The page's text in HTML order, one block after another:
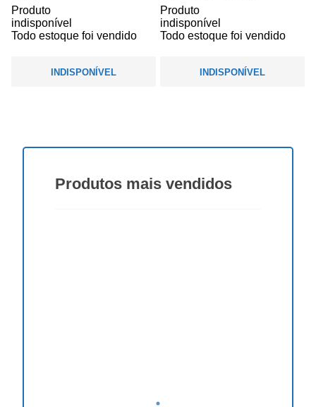
Produto
indisponível
Todo estoque foi vendido
INDISPONÍVEL
Produto
indisponível
Todo estoque foi vendido
INDISPONÍVEL
Produtos mais vendidos